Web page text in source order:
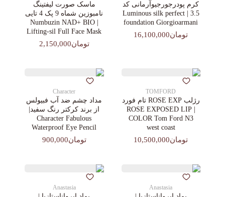
کرم پودرجورجیوآرمانی کد
3.5 | Luminous silk perfect
foundation Giorgioarmani
تومان16,100,000
ماسک صورت لیفتینگ
نامبوزین شماه 9 پک 4 تایی
| Numbuzin NAD+ BIO
Lifting-sil Full Face Mask
تومان2,150,000
TOMFORD
رژلب ROSE EXP تام فورد
| ROSE EXPOSED LIP
COLOR Tom Ford N3
west coast
تومان10,500,000
Character
مداد چشم ضد آب فبیولس
از برند کرکتر رنگ سفید|
Character Fabulous
Waterproof Eye Pencil
تومان900,000
Anastasia
Anastasia